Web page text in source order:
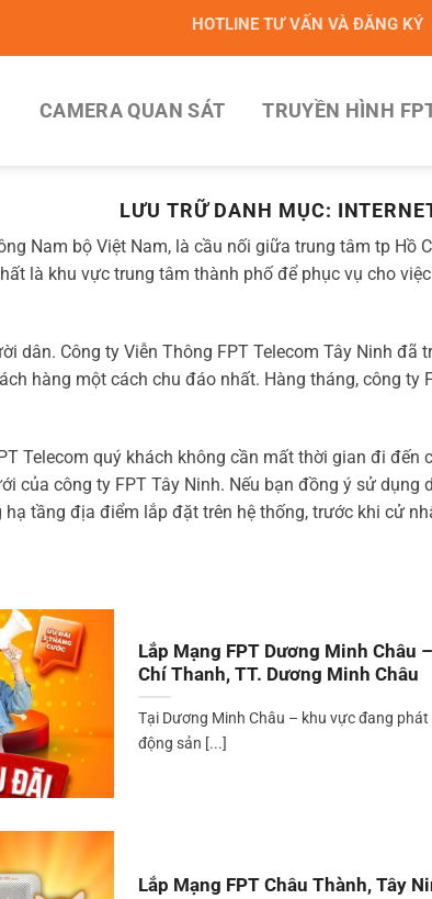
HOTLINE TƯ VẤN VÀ ĐĂNG KÝ
CAMERA QUAN SÁT TRUYỀN HÌNH
LƯU TRỮ DANH MỤC:
Nam bộ Việt Nam, là cầu nối giữa trung tâm tp Hồ
là khu vực trung tâm thành phố để phục vụ cho
dân. Công ty Viễn Thông FPT Telecom Tây Ninh
hàng một cách chu đáo nhất. Hàng tháng, công
Telecom quý khách không cần mất thời gian đi đến
của công ty FPT Tây Ninh. Nếu bạn đồng ý sử
tầng địa điểm lắp đặt trên hệ thống, trước khi cử
Lắp Mạng FPT Dương Minh Châu
Chí Thanh, TT. Dương Minh Châu
Tại Dương Minh Châu – khu vực đang
động sản [...]
Lắp Mạng FPT Châu Thành, Tây